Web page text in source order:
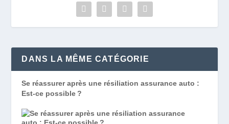
DANS LA MÊME CATÉGORIE
Se réassurer après une résiliation assurance auto :
Est-ce possible ?